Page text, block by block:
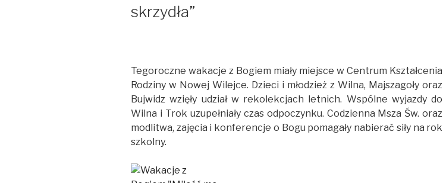
skrzydła”
Tegoroczne wakacje z Bogiem miały miejsce w Centrum Kształcenia
Rodziny w Nowej Wilejce. Dzieci i młodzież z Wilna, Majszagoły oraz
Bujwidz wzięły udział w rekolekcjach letnich. Wspólne wyjazdy do
Wilna i Trok uzupełniały czas odpoczynku. Codzienna Msza Św. oraz
modlitwa, zajęcia i konferencje o Bogu pomagały nabierać siły na rok
szkolny.